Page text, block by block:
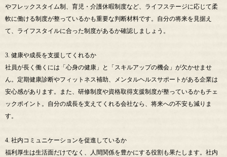
やフレックスタイム制、育児・介護休暇制度など、ライフステージに応じて柔
軟に働ける制度が整っているかも重要な判断材料です。自分の将来を見据え
て、ライフスタイルに合った制度があるか確認しましょう。
3. 健康や成長を支援してくれるか
社員が長く働くには「心身の健康」と「スキルアップの機会」が欠かせませ
ん。定期健康診断やフィットネス補助、メンタルヘルスサポートがある企業は
安心感があります。また、研修制度や資格取得支援制度が整っているかもチェ
ックポイント。自分の成長を支えてくれる会社なら、将来への不安も減りま
す。
4. 社内コミュニケーションを促進しているか
福利厚生は生活面だけでなく、人間関係を豊かにする役割も果たします。社内